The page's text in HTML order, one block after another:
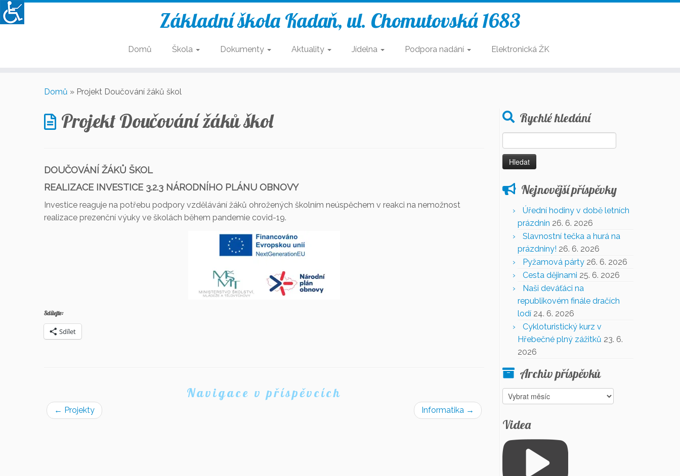
Základní škola Kadaň, ul. Chomutovská 1683
Domů Škola Dokumenty Aktuality Jídelna Podpora nadání Elektronická ŽK
Domů » Projekt Doučování žáků škol
Projekt Doučování žáků škol
DOUČOVÁNÍ ŽÁKŮ ŠKOL
REALIZACE INVESTICE 3.2.3 NÁRODNÍHO PLÁNU OBNOVY
Investice reaguje na potřebu podpory vzdělávání žáků ohrožených školním neúspěchem v reakci na nemožnost
realizace prezenční výuky ve školách během pandemie covid-19.
Sdílejte:
Sdílet
Navigace v příspěvcích
← Projekty Informatika →
Rychlé hledání
Nejnovější příspěvky
Úřední hodiny v době letních
prázdnin 26. 6. 2026
Slavnostní tečka a hurá na
prázdniny! 26. 6. 2026
Pyžamová párty 26. 6. 2026
Cesta dějinami 25. 6. 2026
Naši deváťáci na
republikovém finále dračích
lodí 24. 6. 2026
Cykloturistický kurz v
Hřebečné plný zážitků 23. 6.
2026
Archiv příspěvků
Archiv
příspěvků
Videa